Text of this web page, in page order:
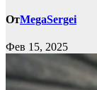
ОтMegaSergei
Фев 15, 2025